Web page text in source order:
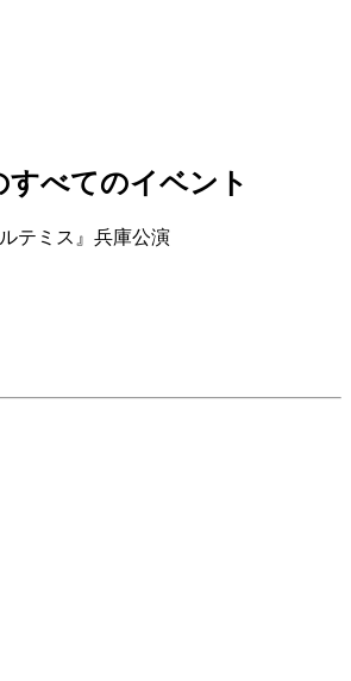
すべてのイベント
テミス』兵庫公演